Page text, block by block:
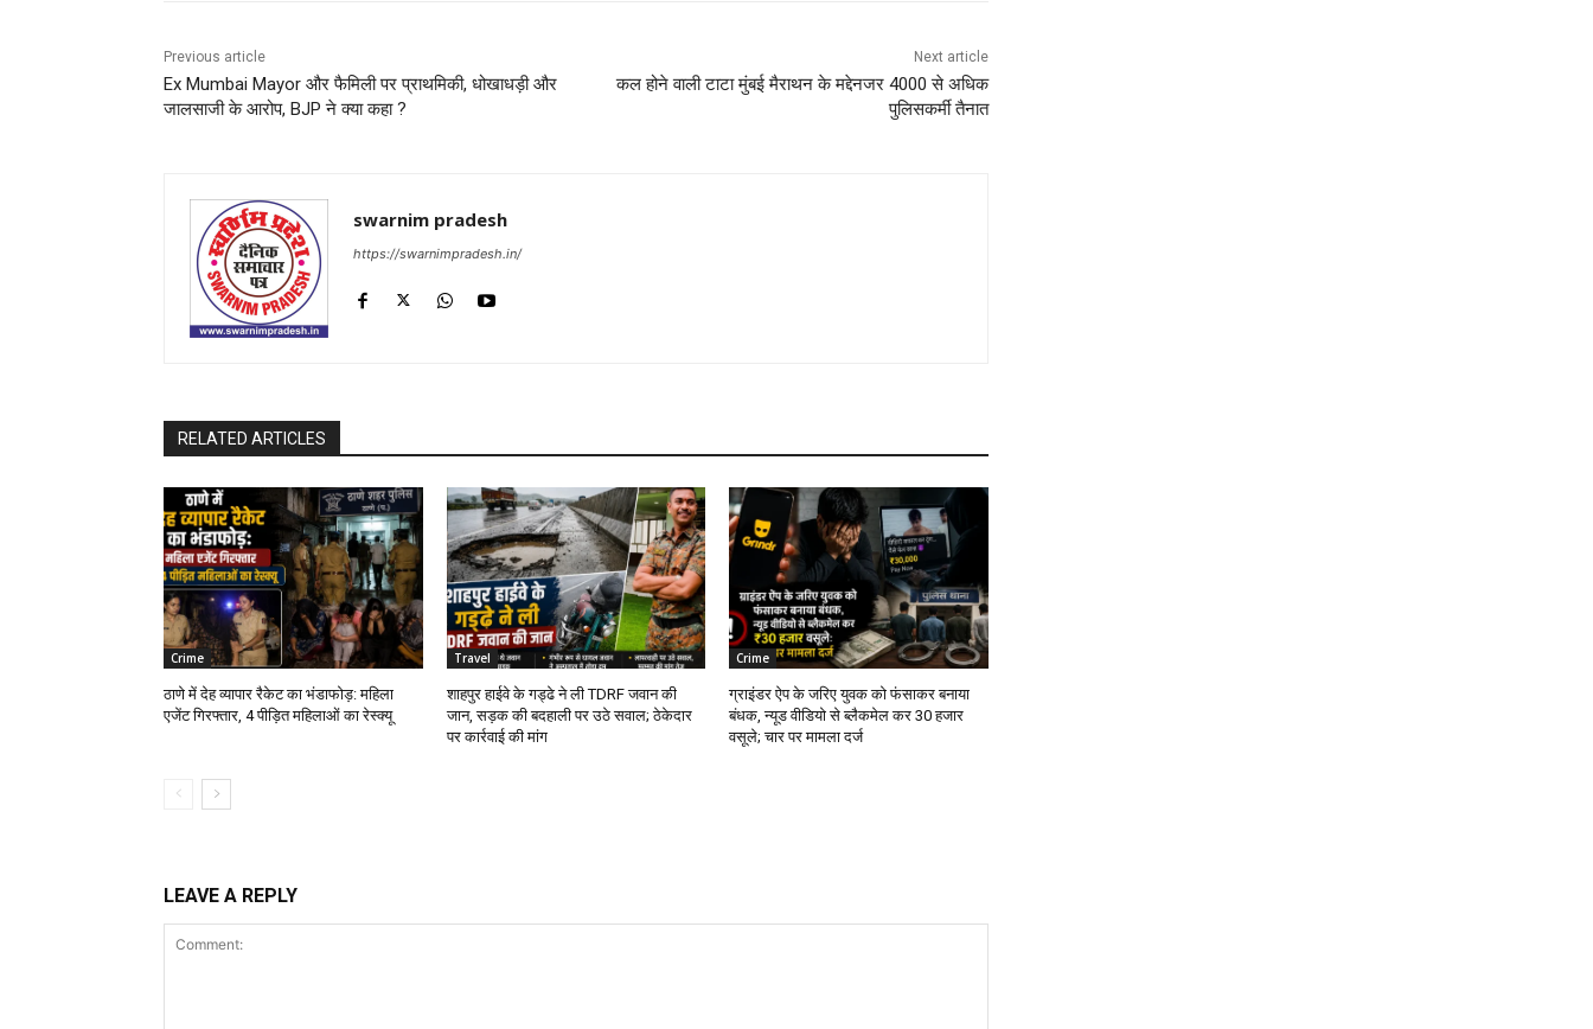
Previous article
Ex Mumbai Mayor और फैमिली पर प्राथमिकी, धोखाधड़ी और
जालसाजी के आरोप, BJP ने क्या कहा ?
Next article
कल होने वाली टाटा मुंबई मैराथन के मद्देनजर 4000 से अधिक
पुलिसकर्मी तैनात
swarnim pradesh
https://swarnimpradesh.in/
RELATED ARTICLES
Crime
ठाणे में देह व्यापार रैकेट का भंडाफोड़: महिला
एजेंट गिरफ्तार, 4 पीड़ित महिलाओं का रेस्क्यू
Travel
शाहपुर हाईवे के गड्ढे ने ली TDRF जवान की
जान, सड़क की बदहाली पर उठे सवाल; ठेकेदार
पर कार्रवाई की मांग
Crime
ग्राइंडर ऐप के जरिए युवक को फंसाकर बनाया
बंधक, न्यूड वीडियो से ब्लैकमेल कर ₹30 हजार
वसूले; चार पर मामला दर्ज
LEAVE A REPLY